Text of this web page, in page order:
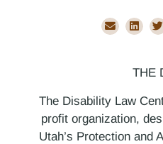
THE
The Disability Law
profit organization,
Utah’s Protection and